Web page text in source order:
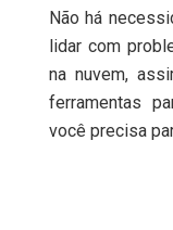
Não há
lidar com
na nuvem,
ferramentas
você precisa